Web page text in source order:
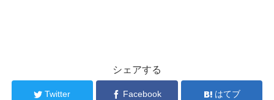
シェアする
Twitter Facebook はてブ